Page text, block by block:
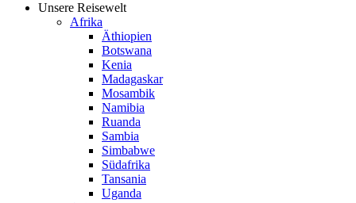
Unsere Reisewelt
Afrika
Äthiopien
Botswana
Kenia
Madagaskar
Mosambik
Namibia
Ruanda
Sambia
Simbabwe
Südafrika
Tansania
Uganda